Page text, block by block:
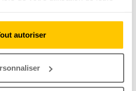
autoriser